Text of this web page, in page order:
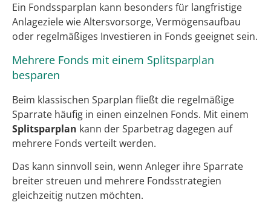
Ein Fondssparplan kann besonders für langfristige
Anlageziele wie Altersvorsorge, Vermögensaufbau
oder regelmäßiges Investieren in Fonds geeignet sein.
Mehrere Fonds mit einem Splitsparplan
besparen
Beim klassischen Sparplan fließt die regelmäßige
Sparrate häufig in einen einzelnen Fonds. Mit einem
Splitsparplan kann der Sparbetrag dagegen auf
mehrere Fonds verteilt werden.
Das kann sinnvoll sein, wenn Anleger ihre Sparrate
breiter streuen und mehrere Fondsstrategien
gleichzeitig nutzen möchten.